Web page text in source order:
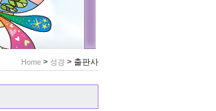
Home > 성경 > 출판사